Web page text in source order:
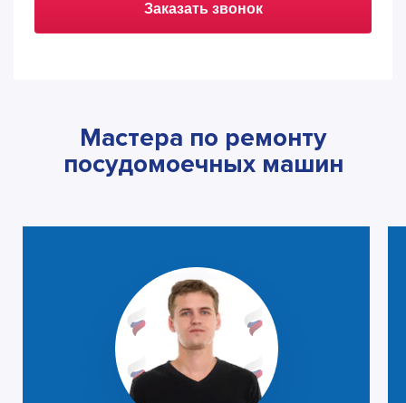
Заказать звонок
Мастера по ремонту
посудомоечных машин